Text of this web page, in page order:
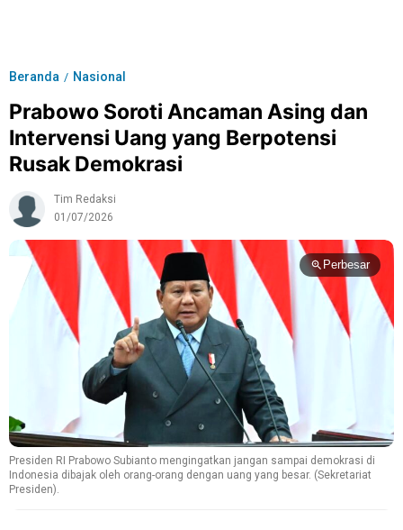
Beranda / Nasional
Prabowo Soroti Ancaman Asing dan
Intervensi Uang yang Berpotensi
Rusak Demokrasi
Tim Redaksi
01/07/2026
Presiden RI Prabowo Subianto mengingatkan jangan sampai demokrasi di
Indonesia dibajak oleh orang-orang dengan uang yang besar. (Sekretariat
Presiden).
Perbesar